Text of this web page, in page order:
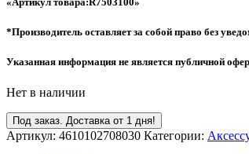
*Производитель оставляет за собой право без
Указанная информация не является публичной
Нет в наличии
Под заказ. Доставка от 1 дня!
Артикул: 4610102708030 Категории: